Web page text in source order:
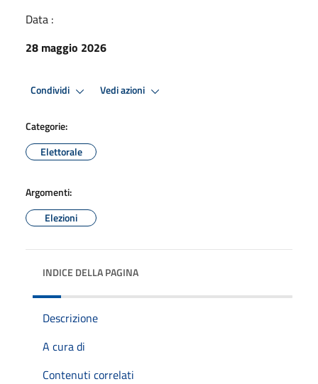
Data :
28 maggio 2026
Condividi Vedi azioni
Categorie:
Elettorale
Argomenti:
Elezioni
INDICE DELLA PAGINA
Descrizione
A cura di
Contenuti correlati